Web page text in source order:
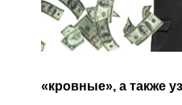
«кровные», а также